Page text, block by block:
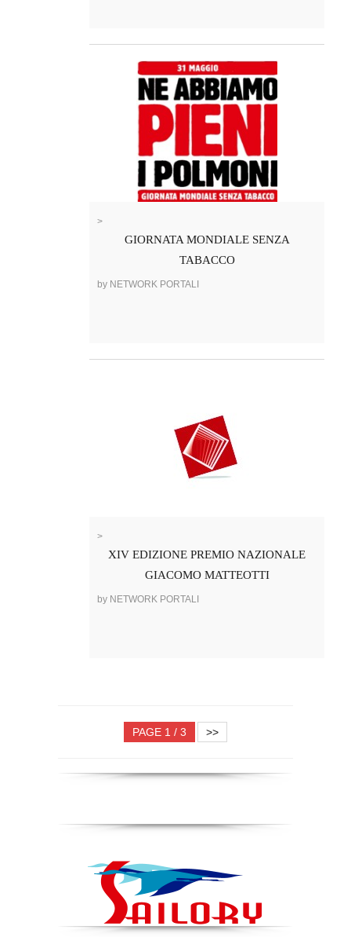
>
GIORNATA MONDIALE SENZA
TABACCO
by NETWORK PORTALI
>
XIV EDIZIONE PREMIO NAZIONALE
GIACOMO MATTEOTTI
by NETWORK PORTALI
PAGE 1 / 3 >>